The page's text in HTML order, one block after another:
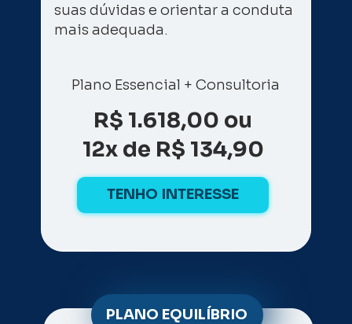
PLANO EQUILÍBRIO
suas dúvidas e orientar a conduta
mais adequada.
Plano Essencial + Consultoria
R$ 1.618,00 ou
12x de R$ 134,90
TENHO INTERESSE